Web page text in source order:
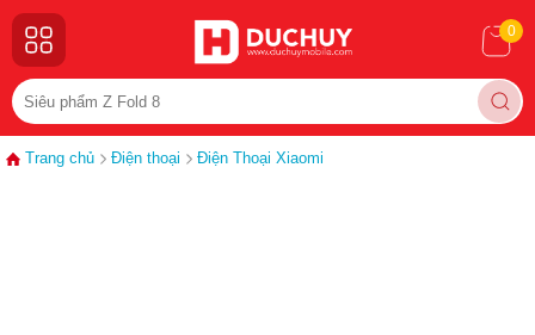
0
Trang chủ Điện thoại Điện Thoại Xiaomi